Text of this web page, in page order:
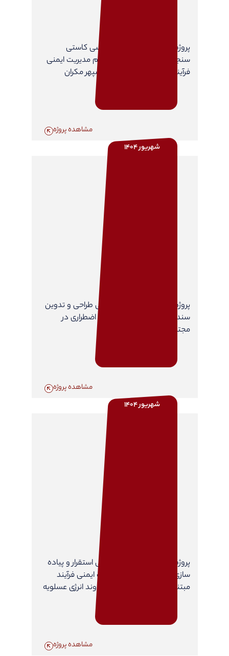
پروژه مطالعات مشاوره مهندسی کاستی
سنجی(Gap Analysis) سیستم مدیریت ایمنی
فرآیند در شرکت پلی پروپیلن سپهر مکران
مشاهده پروژه
شهریور 1404
پروژه خدمات مشاوره مهندسی طراحی و تدوین
سند طرح جامع مدیریت شرایط اضطراری در
مجتمع مس سرچشمه
مشاهده پروژه
شهریور 1404
پروژه خدمات مشاوره مهندسی استقرار و پیاده
سازی 4 المان سیستم مدیریت ایمنی فرآیند
مبتنی بر ریسک، در شرکت دماوند انرژی عسلویه
مشاهده پروژه